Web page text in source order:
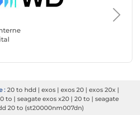
: 20 to hdd | exos | exos 20 | exos 20x |
to | seagate exos x20 | 20 to | seagate
20 to (st20000nm007dn)